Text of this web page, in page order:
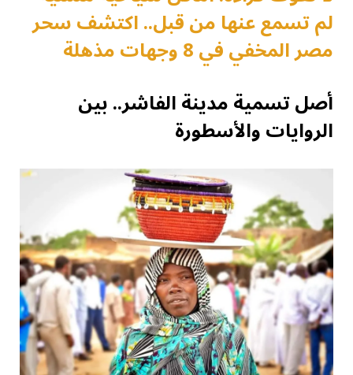
لم تسمع عنها من قبل.. اكتشف سحر
مصر المخفي في 8 وجهات مذهلة
أصل تسمية مدينة الفاشر.. بين
الروايات والأسطورة